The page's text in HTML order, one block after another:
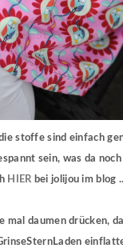
stoffe sind einfach
sein, was da
HIER bei jolijou im blog
mal daumen drücken,